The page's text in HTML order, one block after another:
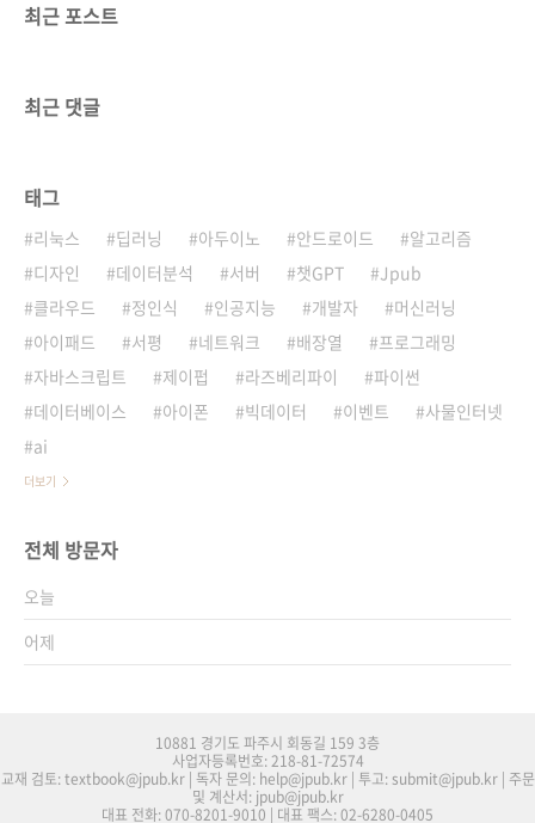
최근 포스트
최근 댓글
태그
리눅스 딥러닝 아두이노 안드로이드
알고리즘
디자인
데이터분석 서버 챗GPT
Jpub
클라우드
정인식 인공지능 개발자
머신러닝
아이패드
서평 네트워크 배장열
프로그래밍
자바스크립트
제이펍 라즈베리파이
파이썬
데이터베이스
아이폰 빅데이터 이벤트
사물인터넷
ai
더보기
전체 방문자
오늘
어제
10881 경기도 파주시 회동길 159 3층
사업자등록번호: 218-81-72574
교재 검토: textbook@jpub.kr | 독자 문의: help@jpub.kr | 투고: submit@jpub.kr | 주문
및 계산서: jpub@jpub.kr
대표 전화: 070-8201-9010 | 대표 팩스: 02-6280-0405